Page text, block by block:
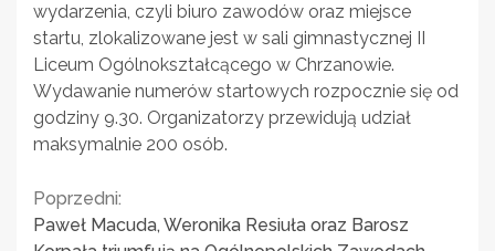
wydarzenia, czyli biuro zawodów oraz miejsce
startu, zlokalizowane jest w sali gimnastycznej II
Liceum Ogólnokształcącego w Chrzanowie.
Wydawanie numerów startowych rozpocznie się od
godziny 9.30. Organizatorzy przewidują udział
maksymalnie 200 osób.
Continue
Poprzedni:
Paweł Macuda, Weronika Resiuła oraz Barosz